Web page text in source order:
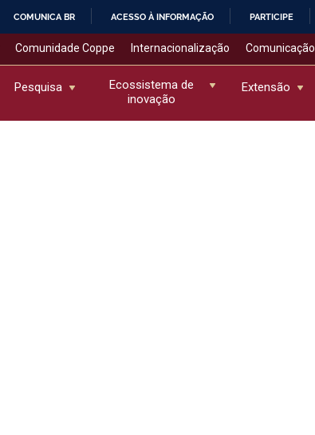
COMUNICA BR ACESSO À INFORMAÇÃO PARTICIPE
Comunidade Coppe Internacionalização Comunicação
Pesquisa
Ecossistema de
inovação
Extensão